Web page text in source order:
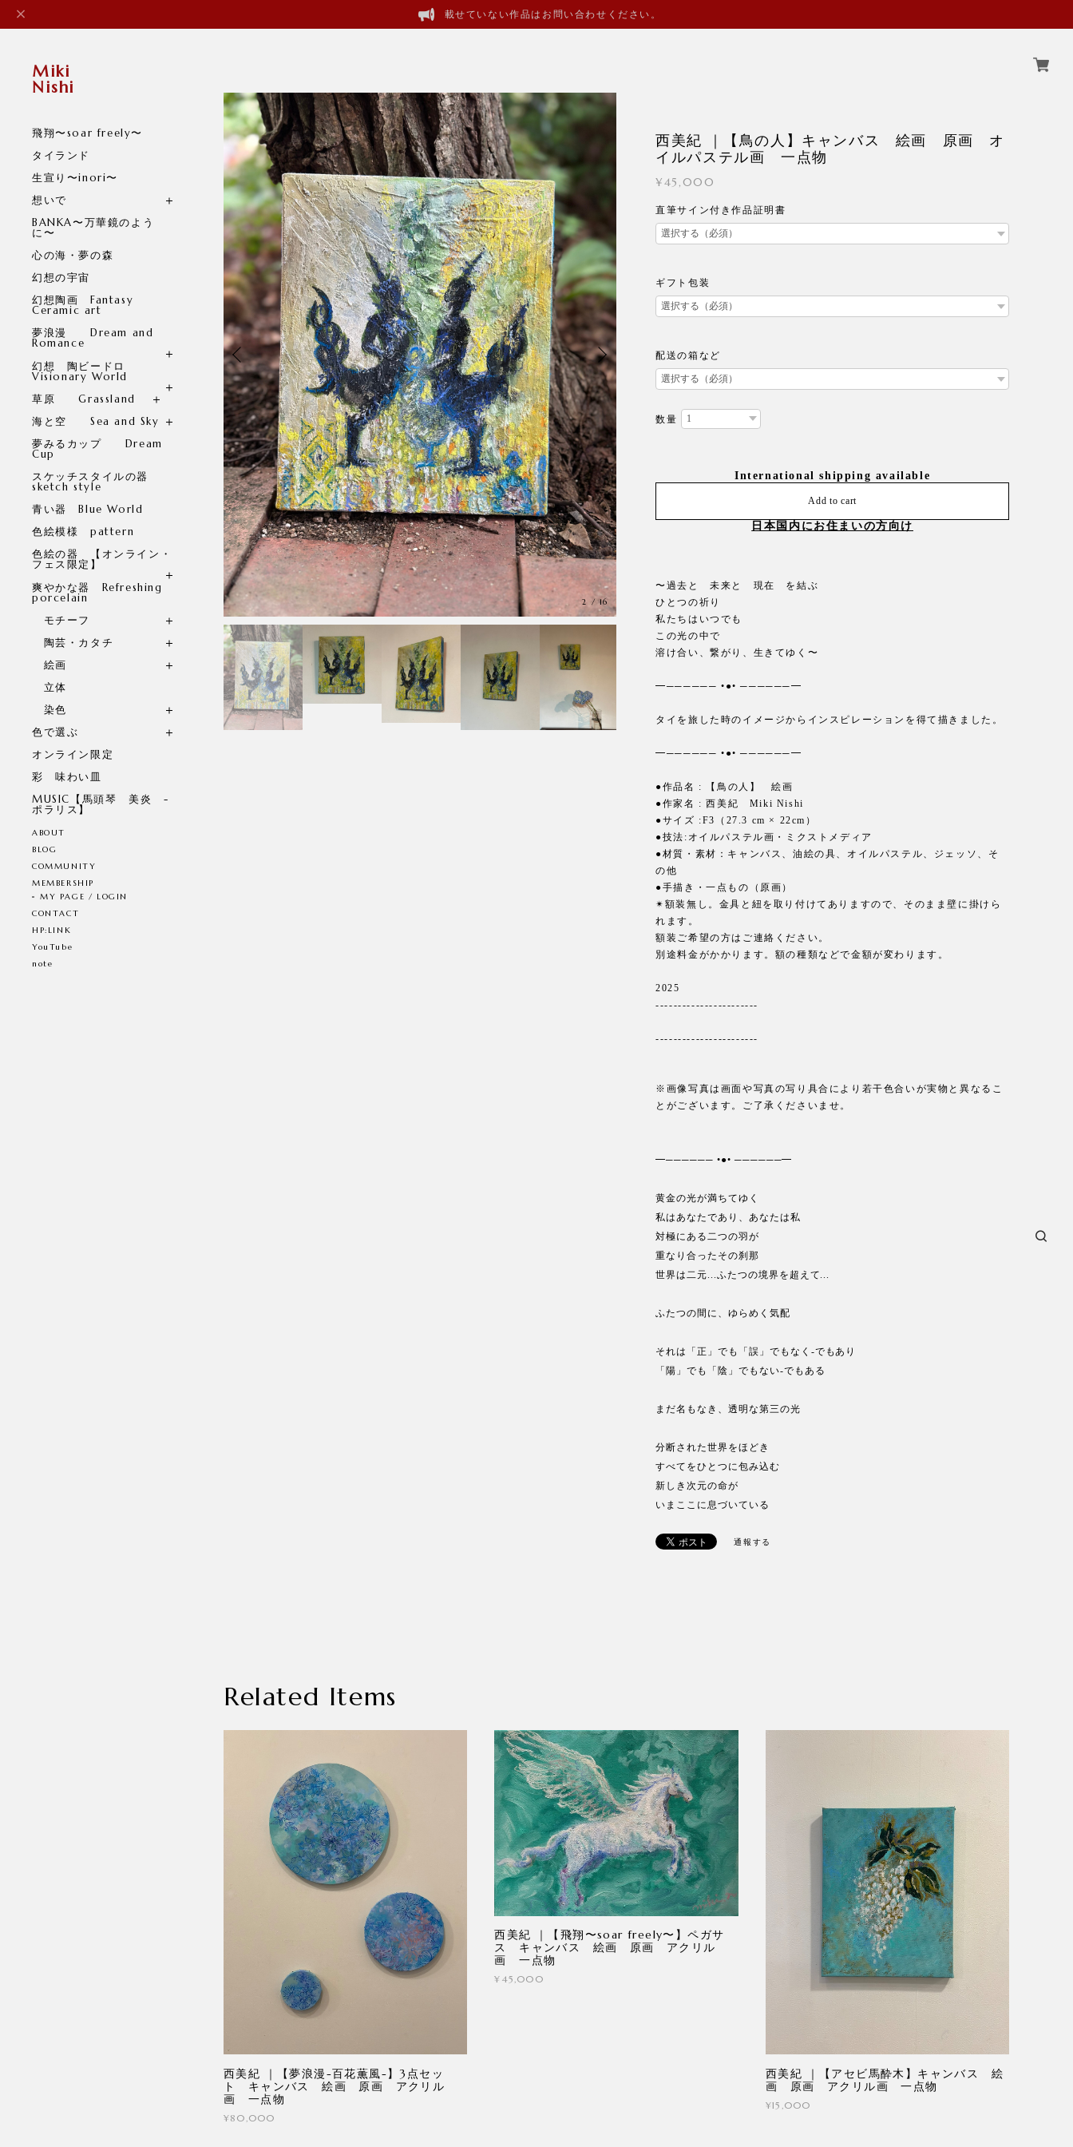
載せていない作品はお問い合わせください。
Miki
Nishi
飛翔〜soar freely〜
タイランド
生宣り〜inori〜
想いで
BANKA〜万華鏡のよう
に〜
心の海・夢の森
幻想の宇宙
幻想陶画 Fantasy
Ceramic art
夢浪漫 Dream and
Romance
幻想 陶ビードロ
Visionary World
草原 Grassland
海と空 Sea and Sky
夢みるカップ Dream
Cup
スケッチスタイルの器
sketch style
青い器 Blue World
色絵模様 pattern
色絵の器 【オンライン・
フェス限定】
爽やかな器 Refreshing
porcelain
モチーフ
陶芸・カタチ
絵画
立体
染色
色で選ぶ
オンライン限定
彩 味わい皿
MUSIC【馬頭琴 美炎 -
ポラリス】
ABOUT
BLOG
COMMUNITY
MEMBERSHIP
MY PAGE / LOGIN
CONTACT
HP:LINK
YouTube
note
/16
西美紀 ｜【鳥の人】キャンバス 絵画 原画 オ
イルパステル画 一点物
¥45,000
直筆サイン付き作品証明書
ギフト包装
配送の箱など
数量
International shipping available
Add to cart
日本国内にお住まいの方向け
〜過去と 未来と 現在 を結ぶ
ひとつの祈り
私たちはいつでも
この光の中で
溶け合い、繋がり、生きてゆく〜
━────── •●• ──────━
タイを旅した時のイメージからインスピレーションを得て描きました。
━────── •●• ──────━
●作品名 : 【鳥の人】 絵画
●作家名 : 西美紀 Miki Nishi
●サイズ :F3（27.3 cm × 22cm）
●技法:オイルパステル画・ミクストメディア
●材質・素材：キャンバス、油絵の具、オイルパステル、ジェッソ、そ
の他
●手描き・一点もの（原画）
✴︎額装無し。金具と紐を取り付けてありますので、そのまま壁に掛けら
れます。
額装ご希望の方はご連絡ください。
別途料金がかかります。額の種類などで金額が変わります。
2025
-----------------------
-----------------------
※画像写真は画面や写真の写り具合により若干色合いが実物と異なるこ
とがございます。ご了承くださいませ。
━────── •●• ──────━
黄金の光が満ちてゆく
私はあなたであり、あなたは私
対極にある二つの羽が
重なり合ったその刹那
世界は二元...ふたつの境界を超えて...
ふたつの間に、ゆらめく気配
それは「正」でも「誤」でもなく-でもあり
「陽」でも「陰」でもない-でもある
まだ名もなき、透明な第三の光
分断された世界をほどき
すべてをひとつに包み込む
新しき次元の命が
いまここに息づいている
通報する
Related Items
西美紀 ｜【夢浪漫-百花薫風-】3点セッ
ト キャンバス 絵画 原画 アクリル
画 一点物
¥80,000
西美紀 ｜【飛翔〜soar freely〜】ペガサ
ス キャンバス 絵画 原画 アクリル
画 一点物
¥45,000
西美紀 ｜【アセビ馬酔木】キャンバス 絵
画 原画 アクリル画 一点物
¥15,000